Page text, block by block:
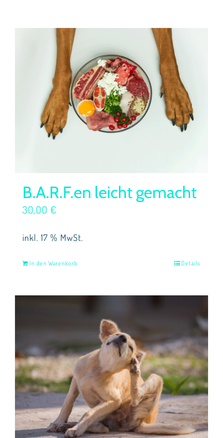
B.A.R.F.en leicht gemacht
30,00 €
inkl. 17 % MwSt.
In den Warenkorb Details